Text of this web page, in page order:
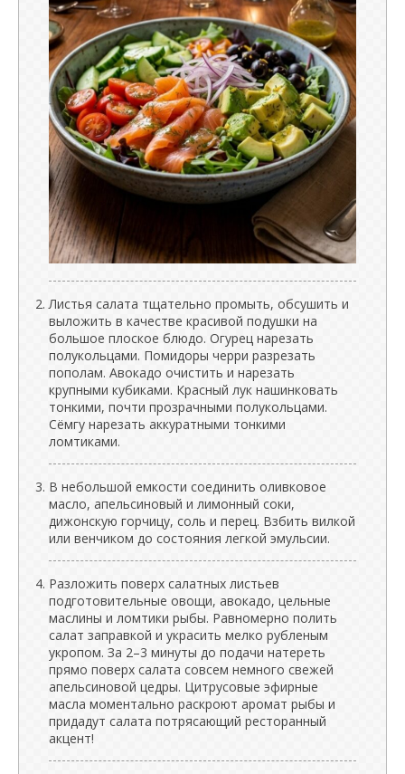
Листья салата тщательно промыть, обсушить и
выложить в качестве красивой подушки на
большое плоское блюдо. Огурец нарезать
полукольцами. Помидоры черри разрезать
пополам. Авокадо очистить и нарезать
крупными кубиками. Красный лук нашинковать
тонкими, почти прозрачными полукольцами.
Сёмгу нарезать аккуратными тонкими
ломтиками.
В небольшой емкости соединить оливковое
масло, апельсиновый и лимонный соки,
дижонскую горчицу, соль и перец. Взбить вилкой
или венчиком до состояния легкой эмульсии.
Разложить поверх салатных листьев
подготовительные овощи, авокадо, цельные
маслины и ломтики рыбы. Равномерно полить
салат заправкой и украсить мелко рубленым
укропом. За 2–3 минуты до подачи натереть
прямо поверх салата совсем немного свежей
апельсиновой цедры. Цитрусовые эфирные
масла моментально раскроют аромат рыбы и
придадут салата потрясающий ресторанный
акцент!